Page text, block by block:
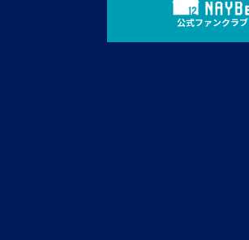
公式ファンクラブ